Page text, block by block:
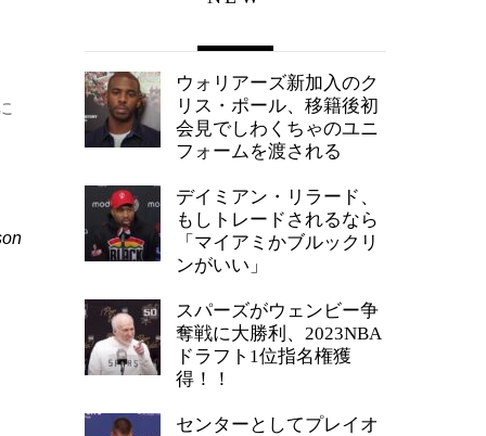
ウォリアーズ新加入のク
リス・ポール、移籍後初
会見でしわくちゃのユニ
フォームを渡される
デイミアン・リラード、
もしトレードされるなら
「マイアミかブルックリ
ンがいい」
スパーズがウェンビー争
奪戦に大勝利、2023NBA
ドラフト1位指名権獲
得！！
センターとしてプレイオ